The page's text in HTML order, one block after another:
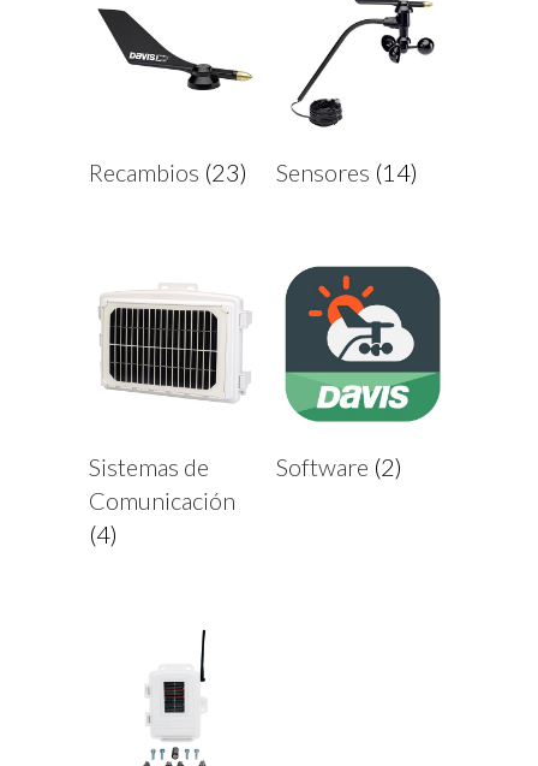
Recambios (23) Sensores (14)
Sistemas de
Comunicación
(4)
Software (2)